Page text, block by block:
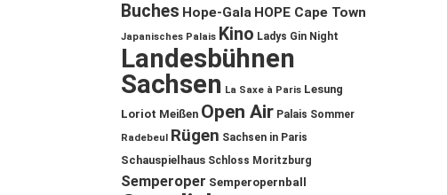
Buches Hope-Gala HOPE Cape Town
Japanisches Palais Kino Ladys Gin Night
Landesbühnen
Sachsen La Saxe à Paris Lesung
Loriot Meißen Open Air Palais Sommer
Radebeul Rügen Sachsen in Paris
Schauspielhaus Schloss Moritzburg
Semperoper Semperopernball